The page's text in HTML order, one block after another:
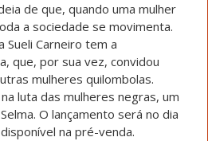
de que, quando uma mulher
a sociedade se movimenta.
Sueli Carneiro tem a
que, por sua vez, convidou
mulheres quilombolas.
luta das mulheres negras, um
O lançamento será no dia
na pré-venda.